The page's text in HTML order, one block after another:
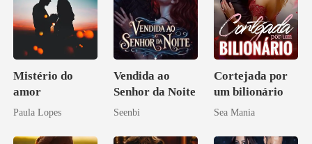
Mistério do
amor
Paula Lopes
Vendida ao
Senhor da Noite
Seenbi
Cortejada por
um bilionário
Sea Mania